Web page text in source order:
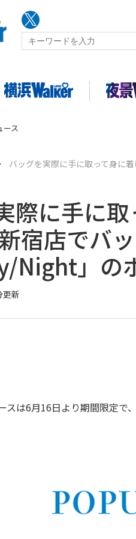
ース
バッグを実際に手に取って身に
際に手に
宿店でバ
Night」
更新
スは6月16日より期間限定で